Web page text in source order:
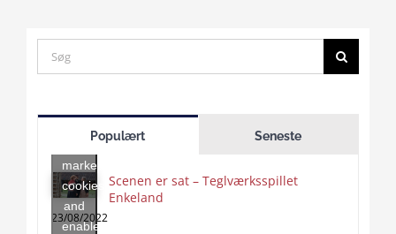
Search
for:
Populært Seneste
accept
marketing
cookies
and
enable
Scenen er sat – Teglværksspillet
Enkeland
23/08/2022
Click
to